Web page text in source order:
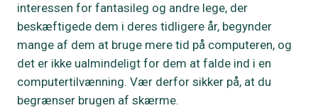
interessen for fantasileg og andre lege, der
beskæftigede dem i deres tidligere år, begynder
mange af dem at bruge mere tid på computeren, og
det er ikke ualmindeligt for dem at falde ind i en
computertilvænning. Vær derfor sikker på, at du
begrænser brugen af skærme.